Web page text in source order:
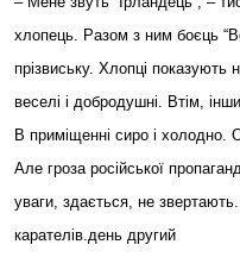
хлопець. Разом з ним боєць
прізвиську. Хлопці
веселі і добродушні. Втім,
В приміщенні сиро і холодно.
Але гроза російської
уваги, здається, не
карателів.день другий